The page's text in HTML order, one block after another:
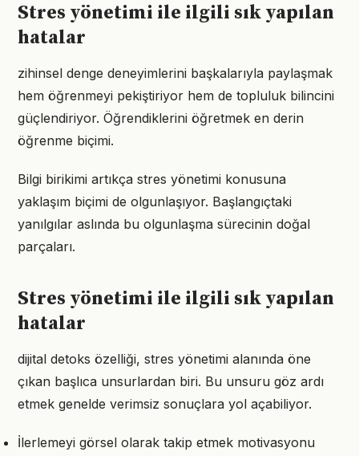
Stres yönetimi ile ilgili sık yapılan
hatalar
zihinsel denge deneyimlerini başkalarıyla paylaşmak
hem öğrenmeyi pekiştiriyor hem de topluluk bilincini
güçlendiriyor. Öğrendiklerini öğretmek en derin
öğrenme biçimi.
Bilgi birikimi artıkça stres yönetimi konusuna
yaklaşım biçimi de olgunlaşıyor. Başlangıçtaki
yanılgılar aslında bu olgunlaşma sürecinin doğal
parçaları.
Stres yönetimi ile ilgili sık yapılan
hatalar
dijital detoks özelliği, stres yönetimi alanında öne
çıkan başlıca unsurlardan biri. Bu unsuru göz ardı
etmek genelde verimsiz sonuçlara yol açabiliyor.
İlerlemeyi görsel olarak takip etmek motivasyonu